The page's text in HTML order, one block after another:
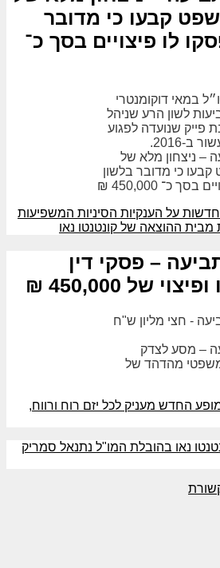
קבעו כי מדובר
לו פיצויים בסך כ־
– ניצחון מלא של
כי מדובר בלשון
כ־ 450,000 ₪
על הענקיות הסיניות המשפיעות
מבית ההוצאה של קונטנטו נאו
– פסקי דין
של 450,000 ₪
– מסע לצדק
משפטי מהדהד של
החדש מעניק לכל יזם רוח ורווח,
נאו בהובלת המו"ל נתנאל סמריק